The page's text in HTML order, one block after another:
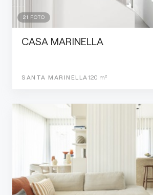
21 FOTO
CASA MARINELLA
SANTA MARINELLA 120 m²